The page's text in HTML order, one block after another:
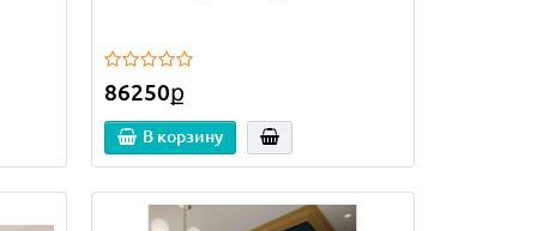
86250ք
В корзину